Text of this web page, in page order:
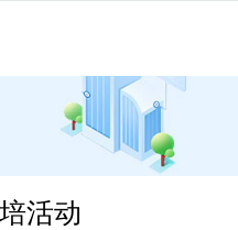
活动